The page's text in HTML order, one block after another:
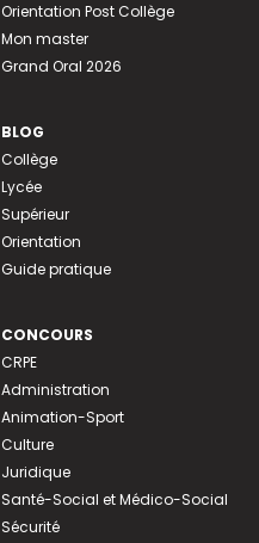
Orientation Post Collège
Mon master
Grand Oral 2026
BLOG
Collège
Lycée
Supérieur
Orientation
Guide pratique
CONCOURS
CRPE
Administration
Animation-Sport
Culture
Juridique
Santé-Social et Médico-Social
Sécurité